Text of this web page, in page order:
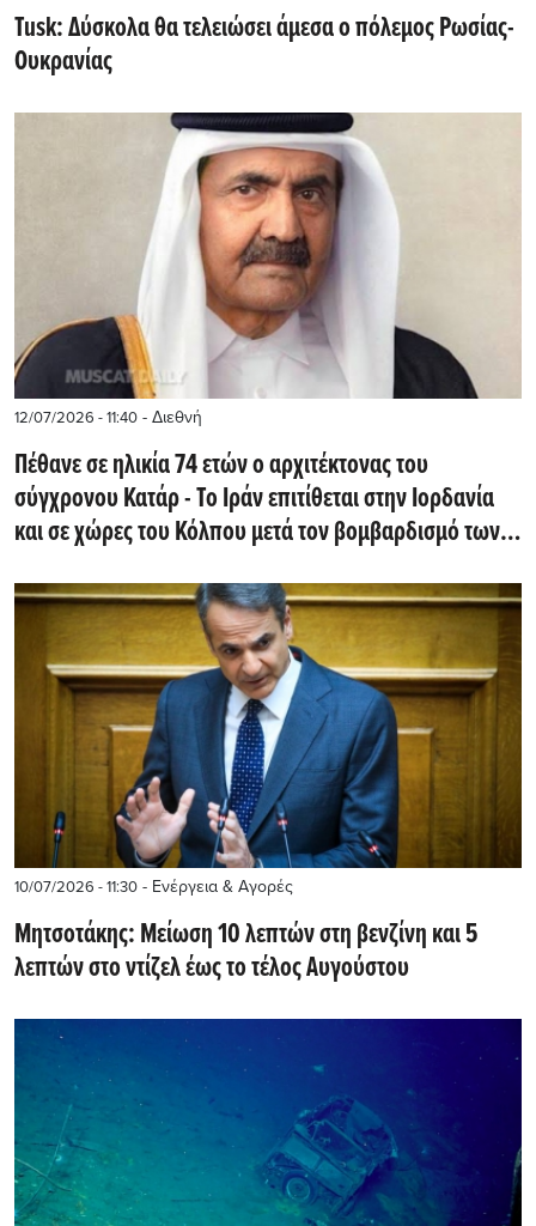
Tusk: Δύσκολα θα τελειώσει άμεσα ο πόλεμος Ρωσίας-
Ουκρανίας
12/07/2026 - 11:40 - Διεθνή
Πέθανε σε ηλικία 74 ετών ο αρχιτέκτονας του
σύγχρονου Κατάρ - Το Ιράν επιτίθεται στην Ιορδανία
και σε χώρες του Κόλπου μετά τον βομβαρδισμό των
10/07/2026 - 11:30 - Ενέργεια & Αγορές
Μητσοτάκης: Μείωση 10 λεπτών στη βενζίνη και 5
λεπτών στο ντίζελ έως το τέλος Αυγούστου